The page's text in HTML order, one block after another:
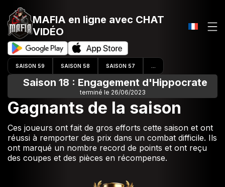
MAFIA en ligne avec CHAT
VIDÉO
SAISON 59 SAISON 58 SAISON 57
Saison 18 : Engagement d'Hippocrate
terminé le 26/06/2023
Gagnants de la saison
Ces joueurs ont fait de gros efforts cette saison et ont
réussi à remporter des prix dans un combat difficile. Ils
ont marqué un nombre record de points et ont reçu
des coupes et des pièces en récompense.